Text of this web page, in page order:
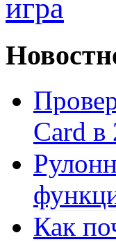
игра
Card в
Как